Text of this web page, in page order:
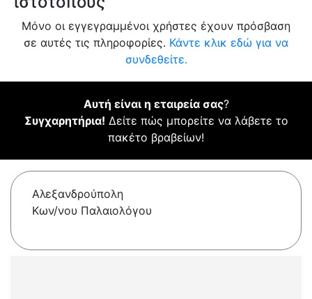
Μόνο οι εγγεγραμμένοι χρήστες έχουν πρόσβαση
σε αυτές τις πληροφορίες. Κάντε κλικ εδώ για να
συνδεθείτε.
Αυτή είναι η εταιρεία σας?
Συγχαρητήρια! Δείτε πώς μπορείτε να λάβετε το
πακέτο βραβείων!
Αλεξανδρούπολη
Κων/νου Παλαιολόγου